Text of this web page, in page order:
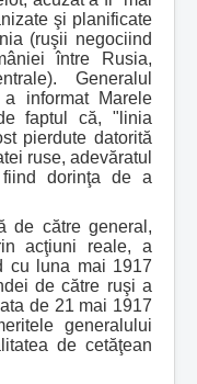
şi planificate
(ruşii negociind
între Rusia,
Generalul
informat Marele
faptul că, "linia
pierdute datorită
ruse, adevăratul
dorinţa de a
către general,
acţiuni reale, a
cu luna mai 1917
de către ruşi a
de 21 mai 1917
generalului
de cetăţean